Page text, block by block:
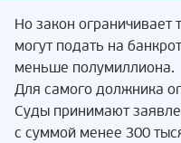
Но закон ограничивает
могут подать на
меньше полумиллиона.
Для самого должника
Суды принимают
с суммой менее 300